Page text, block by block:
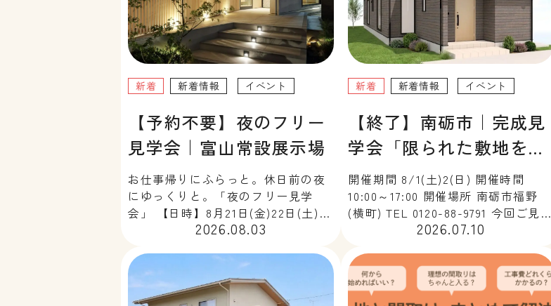
2026.08.03
新着 新着情報 イベント
【予約不要】夜のフリー
見学会｜富山常設展示場
お仕事帰りにふらっと。休日前の夜
にゆっくりと。「夜のフリー見学
会」 【日時】8月21日(金)22日(土)・
28日(金)29(土) 18:00～20:00 【会
ートピア富山内) 夜だからこそ分か
る、木の家の心地よさ。 昼間とは違
[…]
2026.07.10
新着 新着情報 イベント
【終了】南砺市｜完成見
学会「限られた敷地を、
豊かに暮らす平屋」
開催期間 8/1(土)2(日) 開催時間
10:00～17:00 開催場所 南砺市福野
(横町) TEL 0120-88-9791 今回ご見学
いただける住まいは、住宅が立ち並
に取り込み、家族が心地よく暮らせ
る工夫を随所に取り入れた […]